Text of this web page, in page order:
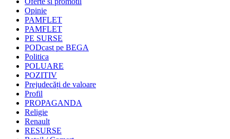
Opinie
PAMFLET
PAMFLET
PE SURSE
PODcast pe BEGA
Politica
POLUARE
POZITIV
Prejudecăți de valoare
Profil
PROPAGANDA
Religie
Renault
RESURSE